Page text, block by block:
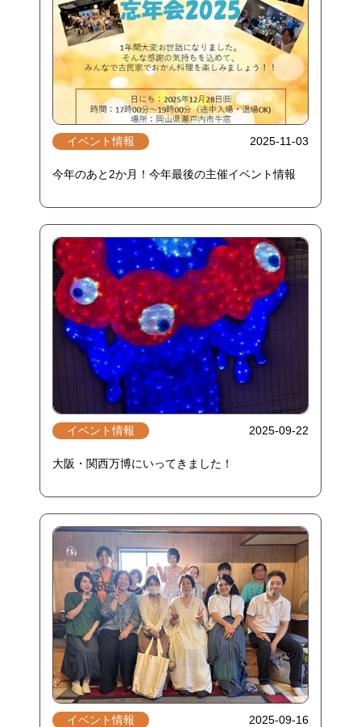
イベント情報 2025-11-03
今年のあと2か月！今年最後の主催イベント情報
イベント情報 2025-09-22
大阪・関西万博にいってきました！
イベント情報 2025-09-16